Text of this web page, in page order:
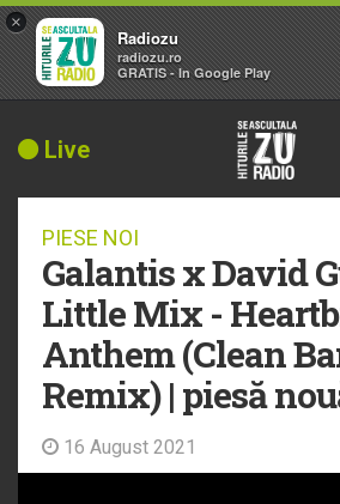
Live
PIESE NOI
Galantis x David
Little Mix -
Anthem (Clean
Remix) | piesă
16 August 2021
×
Radiozu
radiozu.ro
GRATIS - In Google Play